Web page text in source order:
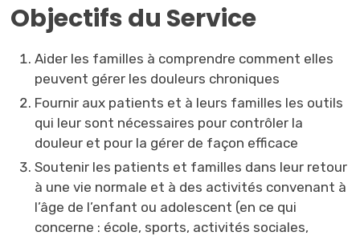
Objectifs du Service
Aider les familles à comprendre comment elles
peuvent gérer les douleurs chroniques
Fournir aux patients et à leurs familles les outils
qui leur sont nécessaires pour contrôler la
douleur et pour la gérer de façon efficace
Soutenir les patients et familles dans leur retour
à une vie normale et à des activités convenant à
l’âge de l’enfant ou adolescent (en ce qui
concerne : école, sports, activités sociales,